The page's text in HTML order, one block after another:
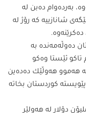
بەردەوام دەبن لە
شانازییە كە رۆژ لە
دەكرێنەوە.
دەوڵەمەندە بە
تاكو ئێستا وەكو
هەموو هەوڵێك دەدەین
پێویستە كوردستان بخاتە
ئاسن مێد ستیل بە تێچووی 100 ملیۆن دۆلار لە هەولێر